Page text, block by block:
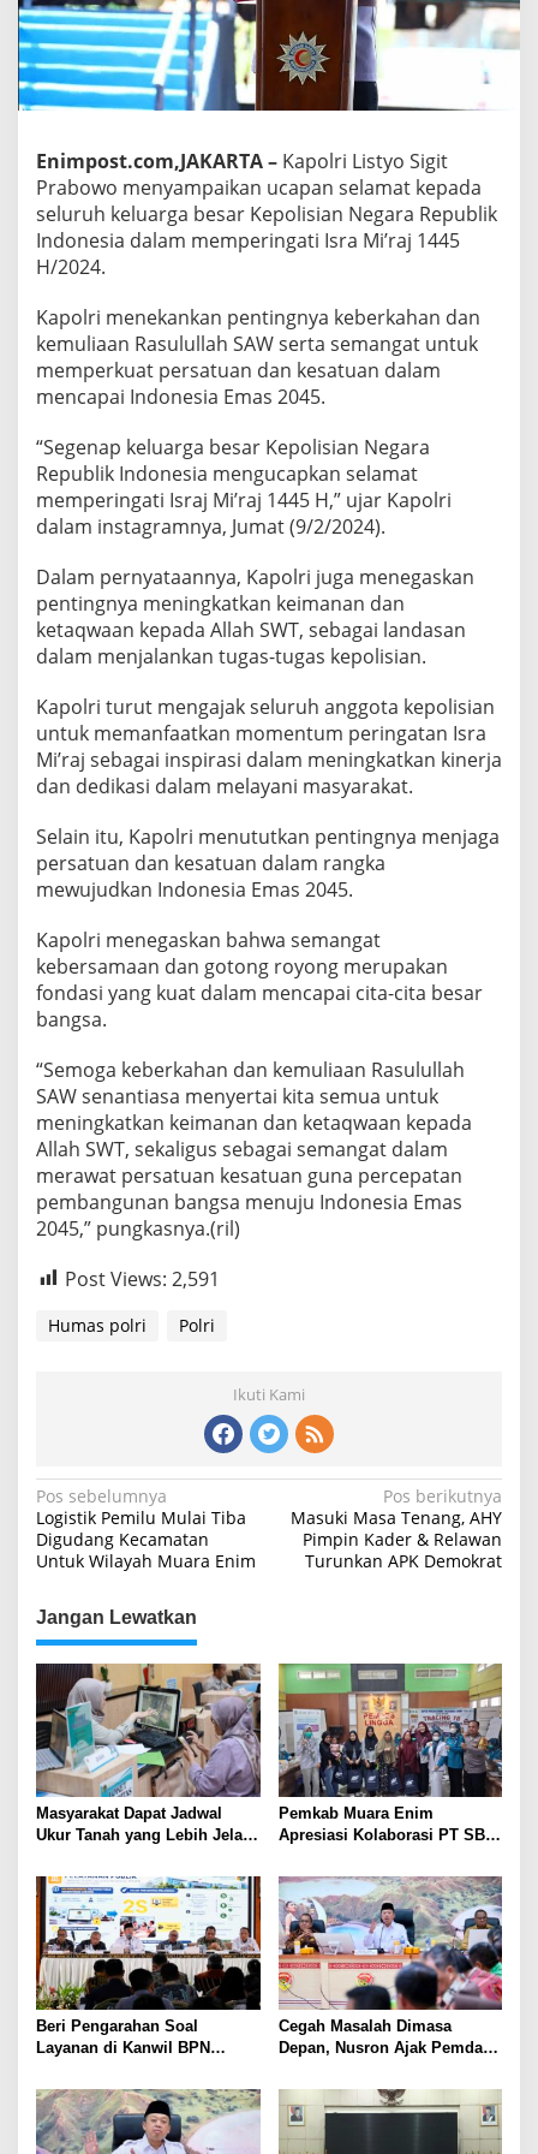
Enimpost.com,JAKARTA – Kapolri Listyo Sigit
Prabowo menyampaikan ucapan selamat kepada
seluruh keluarga besar Kepolisian Negara Republik
Indonesia dalam memperingati Isra Mi’raj 1445
H/2024.
Kapolri menekankan pentingnya keberkahan dan
kemuliaan Rasulullah SAW serta semangat untuk
memperkuat persatuan dan kesatuan dalam
mencapai Indonesia Emas 2045.
“Segenap keluarga besar Kepolisian Negara
Republik Indonesia mengucapkan selamat
memperingati Israj Mi’raj 1445 H,” ujar Kapolri
dalam instagramnya, Jumat (9/2/2024).
Dalam pernyataannya, Kapolri juga menegaskan
pentingnya meningkatkan keimanan dan
ketaqwaan kepada Allah SWT, sebagai landasan
dalam menjalankan tugas-tugas kepolisian.
Kapolri turut mengajak seluruh anggota kepolisian
untuk memanfaatkan momentum peringatan Isra
Mi’raj sebagai inspirasi dalam meningkatkan kinerja
dan dedikasi dalam melayani masyarakat.
Selain itu, Kapolri menututkan pentingnya menjaga
persatuan dan kesatuan dalam rangka
mewujudkan Indonesia Emas 2045.
Kapolri menegaskan bahwa semangat
kebersamaan dan gotong royong merupakan
fondasi yang kuat dalam mencapai cita-cita besar
bangsa.
“Semoga keberkahan dan kemuliaan Rasulullah
SAW senantiasa menyertai kita semua untuk
meningkatkan keimanan dan ketaqwaan kepada
Allah SWT, sekaligus sebagai semangat dalam
merawat persatuan kesatuan guna percepatan
pembangunan bangsa menuju Indonesia Emas
2045,” pungkasnya.(ril)
Post Views: 2,591
Humas polri Polri
Ikuti Kami
Navigasi
pos
Pos sebelumnya
Logistik Pemilu Mulai Tiba
Digudang Kecamatan
Untuk Wilayah Muara Enim
Pos berikutnya
Masuki Masa Tenang, AHY
Pimpin Kader & Relawan
Turunkan APK Demokrat
Jangan Lewatkan
Masyarakat Dapat Jadwal
Ukur Tanah yang Lebih Jelas
Terjadwal
Pemkab Muara Enim
Apresiasi Kolaborasi PT SBS
Warga Sekitar Tambang
Beri Pengarahan Soal
Layanan di Kanwil BPN
Nusron: Gunakan Sudut
Pandang Masyarakat
Cegah Masalah Dimasa
Depan, Nusron Ajak Pemda
Rumah Ibadah di NTT